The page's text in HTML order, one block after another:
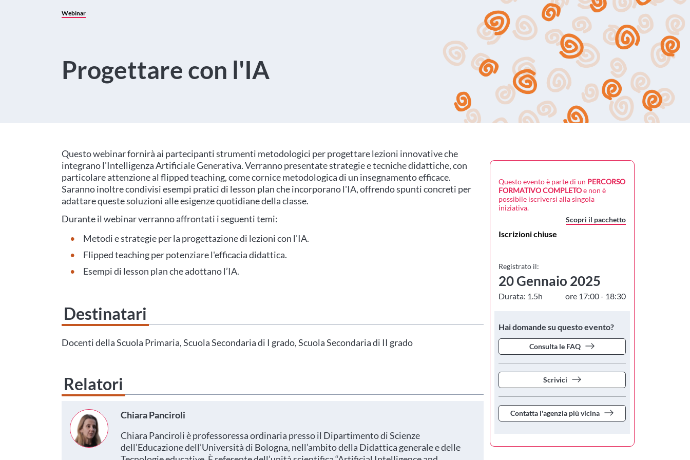
Webinar
Progettare con l'IA
Questo evento è parte di un PERCORSO
FORMATIVO COMPLETOe non è
possibile iscriversi alla singola
iniziativa.
Scopri il pacchetto
Iscrizioni chiuse
Registrato il:
20 Gennaio 2025
Durata: 1.5h ore 17:00 - 18:30
Hai domande su questo evento?
Consulta le FAQ
Scrivici
Contatta l'agenzia più vicina
Questo webinar fornirà ai partecipanti strumenti metodologici per progettare lezioni innovative che
integrano l'Intelligenza Artificiale Generativa. Verranno presentate strategie e tecniche didattiche, con
particolare attenzione al flipped teaching, come cornice metodologica di un insegnamento efficace.
Saranno inoltre condivisi esempi pratici di lesson plan che incorporano l'IA, offrendo spunti concreti per
adattare queste soluzioni alle esigenze quotidiane della classe.
Durante il webinar verranno affrontati i seguenti temi:
Metodi e strategie per la progettazione di lezioni con l'IA.
Flipped teaching per potenziare l'efficacia didattica.
Esempi di lesson plan che adottano l’IA.
Destinatari
Questo evento non è compatibile con il grado scolastico che hai indicato nel tuo profilo personale
Docenti della Scuola Primaria, Scuola Secondaria di I grado, Scuola Secondaria di II grado
Relatori
Chiara Panciroli
Chiara Panciroli è professoressa ordinaria presso il Dipartimento di Scienze
dell’Educazione dell’Università di Bologna, nell’ambito della Didattica generale e delle